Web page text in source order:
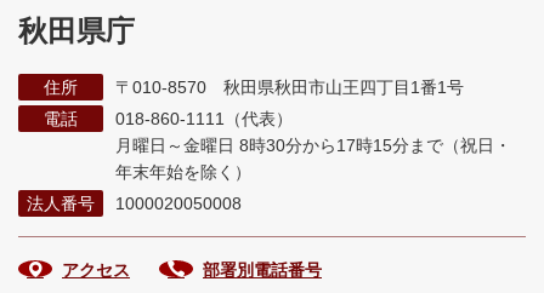
秋田県庁
住所
〒010-8570 秋田県秋田市山王四丁目1番1号
電話
018-860-1111（代表）
月曜日～金曜日 8時30分から17時15分まで （祝日・
年末年始を除く）
法人番号
1000020050008
アクセス 部署別電話番号